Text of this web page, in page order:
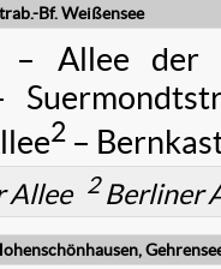
Bf. Weißensee
– Allee der
2 –
Allee 2Berliner